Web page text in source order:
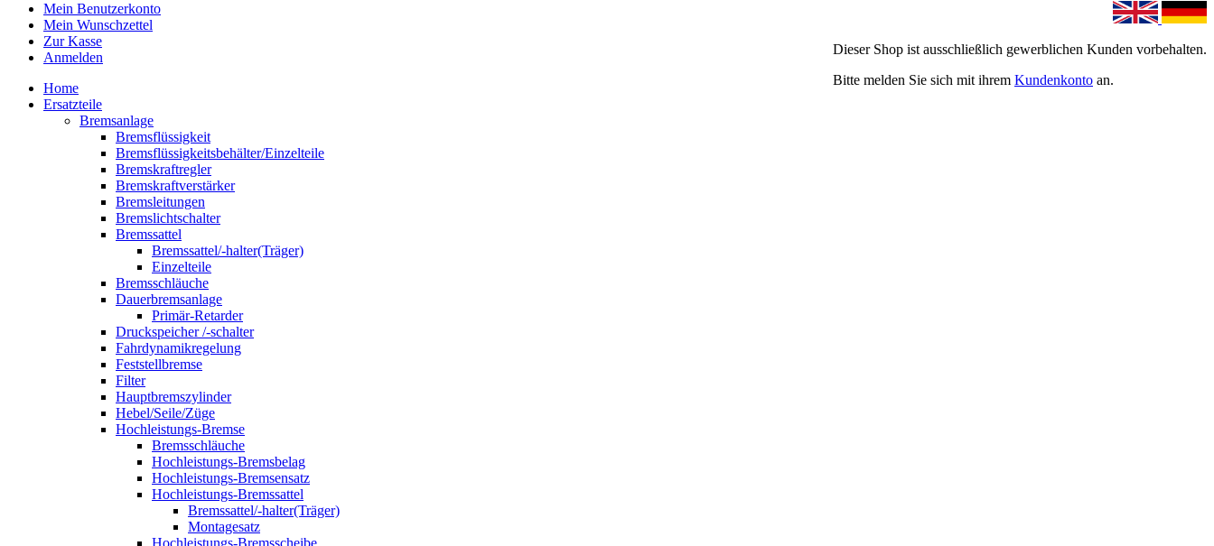
Dieser Shop ist ausschließlich gewerblichen Kunden vorbehalten.
Bitte melden Sie sich mit ihrem Kundenkonto an.
Mein Benutzerkonto
Mein Wunschzettel
Zur Kasse
Anmelden
Home
Ersatzteile
Bremsanlage
Bremsflüssigkeit
Bremsflüssigkeitsbehälter/Einzelteile
Bremskraftregler
Bremskraftverstärker
Bremsleitungen
Bremslichtschalter
Bremssattel
Bremssattel/-halter(Träger)
Einzelteile
Bremsschläuche
Dauerbremsanlage
Primär-Retarder
Druckspeicher /-schalter
Fahrdynamikregelung
Feststellbremse
Filter
Hauptbremszylinder
Hebel/Seile/Züge
Hochleistungs-Bremse
Bremsschläuche
Hochleistungs-Bremsbelag
Hochleistungs-Bremsensatz
Hochleistungs-Bremssattel
Bremssattel/-halter(Träger)
Montagesatz
Hochleistungs-Bremsscheibe